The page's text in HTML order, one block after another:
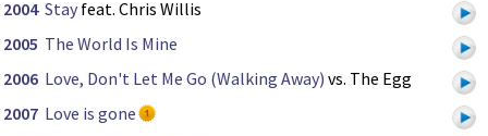
2004 Stay feat. Chris Willis
2005 The World Is Mine
2006 Love, Don't Let Me Go (Walking Away) vs. The Egg
2007 Love is gone